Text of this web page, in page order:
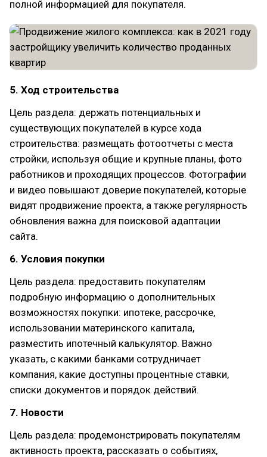
полной информацией для покупателя.
5. Ход строительства
Цель раздела: держать потенциальных и
существующих покупателей в курсе хода
строительства: размещать фотоотчеты с места
стройки, используя общие и крупные планы, фото
работников и проходящих процессов. Фотографии
и видео повышают доверие покупателей, которые
видят продвижение проекта, а также регулярность
обновления важна для поисковой адаптации
сайта.
6. Условия покупки
Цель раздела: предоставить покупателям
подробную информацию о дополнительных
возможностях покупки: ипотеке, рассрочке,
использовании материнского капитала,
разместить ипотечный калькулятор. Важно
указать, с какими банками сотрудничает
компания, какие доступны процентные ставки,
списки документов и порядок действий.
7. Новости
Цель раздела: продемонстрировать покупателям
активность проекта, рассказать о событиях,